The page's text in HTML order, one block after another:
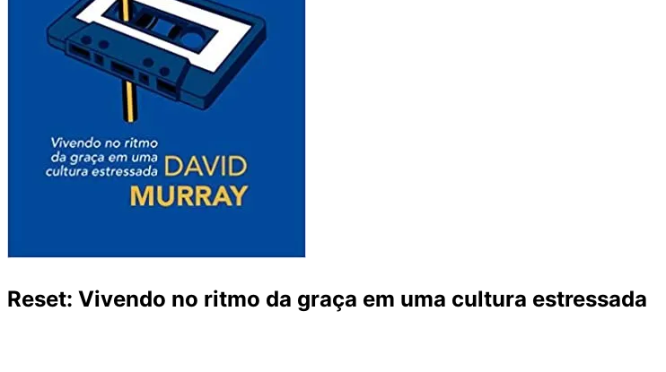
Reset: Vivendo no ritmo da graça em uma cultura estressada